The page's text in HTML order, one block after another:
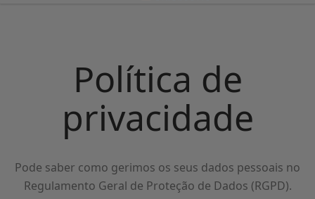
Política de
privacidade
Pode saber como gerimos os seus dados pessoais no
Regulamento Geral de Proteção de Dados (RGPD).